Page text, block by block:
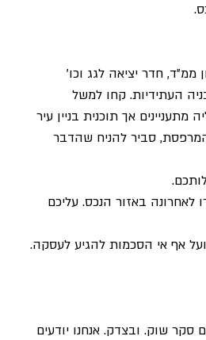
ממ"ד, חדר יציאה לגג וכו'
העתידיות. קחו למשל
אך תוכנית בניין עיר
סביר להניח שהדבר
לאחרונה באזור הנכס. עליכם
אף אי הסכמות להגיע לעסקה.
סקר שוק. ובצדק. אנחנו יודעים